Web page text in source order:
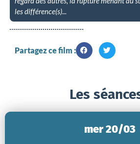
les différence(s)...
Partagez ce film :
Les
mer 20/03